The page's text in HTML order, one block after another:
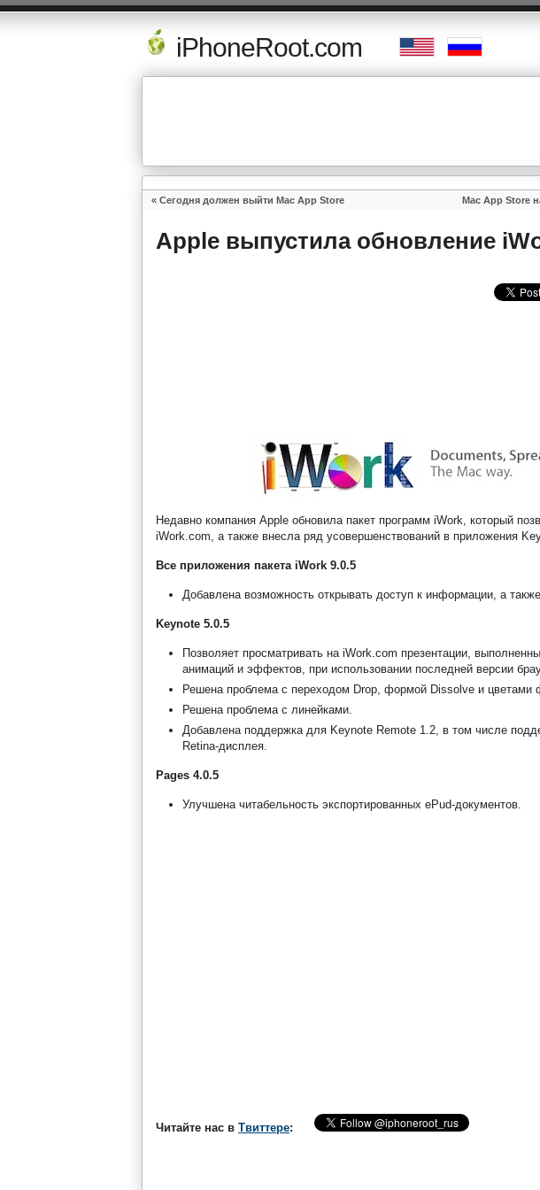
iPhoneRoot.com
« Сегодня должен выйти Mac App Store Mac App Store
Apple выпустила обновление
Недавно компания Apple обновила пакет программ iWork, который
iWork.com, а также внесла ряд усовершенствований в приложения
Все приложения пакета iWork 9.0.5
Добавлена возможность открывать доступ к информации, а
Keynote 5.0.5
Позволяет просматривать на iWork.com презентации,
анимаций и эффектов, при использовании последней версии
Решена проблема с переходом Drop, формой Dissolve и цветами
Решена проблема с линейками.
Добавлена поддержка для Keynote Remote 1.2, в том числе
Retina-дисплея.
Pages 4.0.5
Улучшена читабельность экспортированных ePud-документов.
Читайте нас в Твиттере: